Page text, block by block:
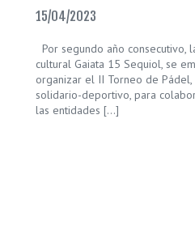
15/04/2023
Por segundo año consecutivo,
cultural Gaiata 15 Sequiol, se
organizar el II Torneo de
solidario-deportivo, para
las entidades […]